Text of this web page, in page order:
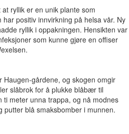
ryllik er en unik plante som
positiv innvirkning på helsa vår. Ny
ryllik i oppakningen. Hensikten var
som kunne gjøre en offiser
Haugen-gårdene, og skogen omgir
slåbrok for å plukke blåbær til
meter unna trappa, og nå modnes
blå smaksbomber i munnen.